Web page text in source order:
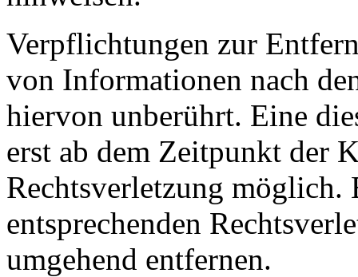
Verpflichtungen zur
von Informationen nach
hiervon unberührt. Eine
erst ab dem Zeitpunkt der
Rechtsverletzung möglich.
entsprechenden
umgehend entfernen.